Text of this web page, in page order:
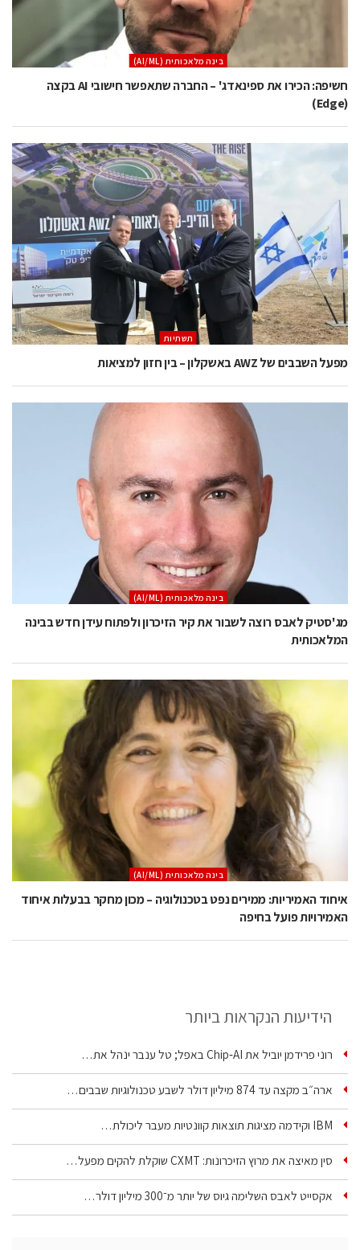
בינה מלאכותית (AI/ML)
חשיפה: הכירו את ספינאדג' – החברה שתאפשר חישובי AI בקצה
(Edge)
תשתיות
מפעל השבבים של AWZ באשקלון – בין חזון למציאות
בינה מלאכותית (AI/ML)
מג'סטיק לאבס רוצה לשבור את קיר הזיכרון ולפתוח עידן חדש בבינה
המלאכותית
בינה מלאכותית (AI/ML)
איחוד האמיריות: ממירים נפט בטכנולוגיה – מכון מחקר בבעלות איחוד
האמירויות פועל בחיפה
הידיעות הנקראות ביותר
רוני פרידמן יוביל את Chip‑AI באפל; טל ענבר ינהל את…
ארה״ב מקצה עד 874 מיליון דולר לשבע טכנולוגיות שבבים…
IBM וקידמה מציגות תוצאות קוונטיות מעבר ליכולת…
סין מאיצה את מרוץ הזיכרונות: CXMT שוקלת להקים מפעל…
אקסייט לאבס השלימה גיוס של יותר מ־300 מיליון דולר…